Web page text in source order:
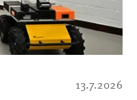
13.7.2026